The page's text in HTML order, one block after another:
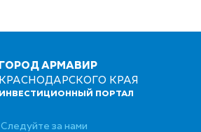
ГОРОД АРМАВИР
КРАСНОДАРСКОГО КРАЯ
ИНВЕСТИЦИОННЫЙ ПОРТАЛ
Следуйте за нами